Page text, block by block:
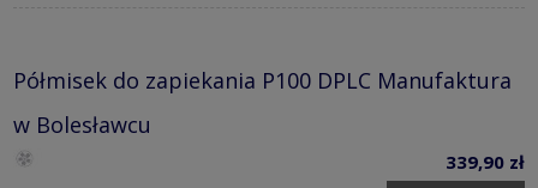
Półmisek do zapiekania P100 DPLC Manufaktura
w Bolesławcu
339,90 zł